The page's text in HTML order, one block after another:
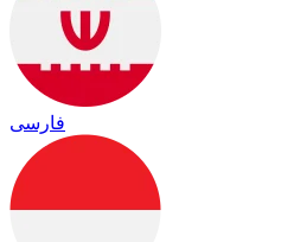
فارسی